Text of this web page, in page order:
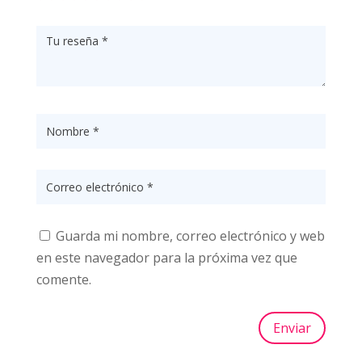
Guarda mi nombre, correo electrónico y web
en este navegador para la próxima vez que
comente.
Enviar